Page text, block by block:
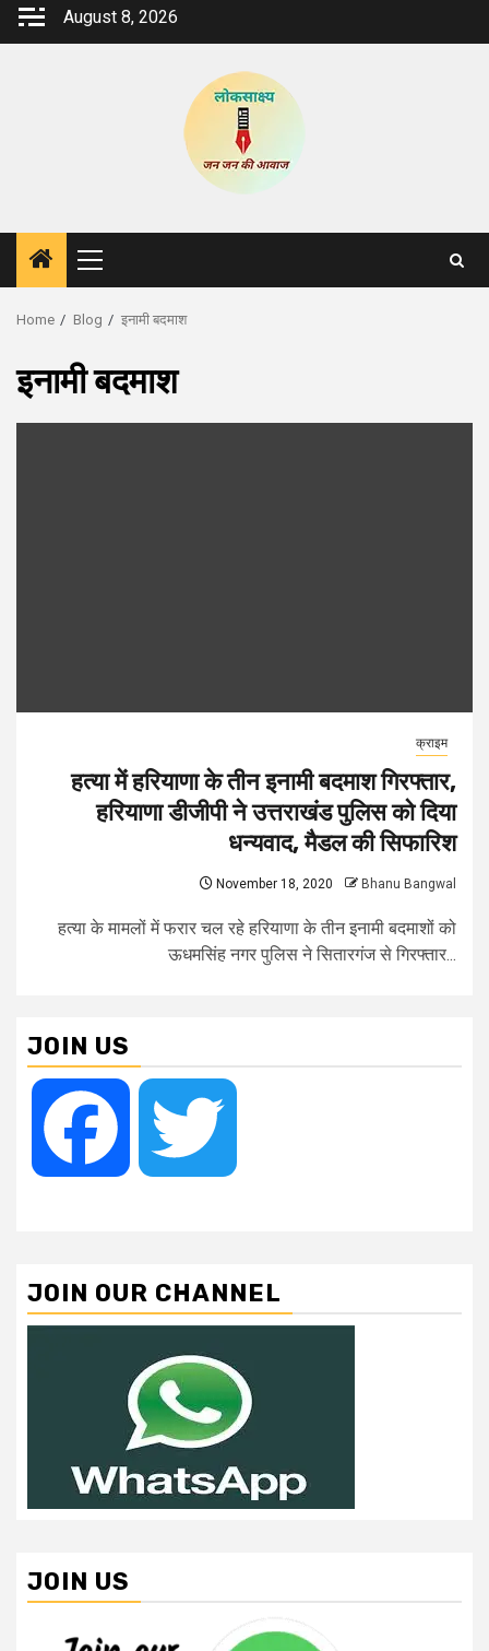
Skip
August 8, 2026
Primary
Menu
Home Blog इनामी बदमाश
इनामी बदमाश
क्राइम
हत्या में हरियाणा के तीन इनामी बदमाश गिरफ्तार,
हरियाणा डीजीपी ने उत्तराखंड पुलिस को दिया
धन्यवाद, मैडल की सिफारिश
November 18, 2020 Bhanu Bangwal
हत्या के मामलों में फरार चल रहे हरियाणा के तीन इनामी बदमाशों को
ऊधमसिंह नगर पुलिस ने सितारगंज से गिरफ्तार...
JOIN US
Facebook
JOIN OUR CHANNEL
JOIN US